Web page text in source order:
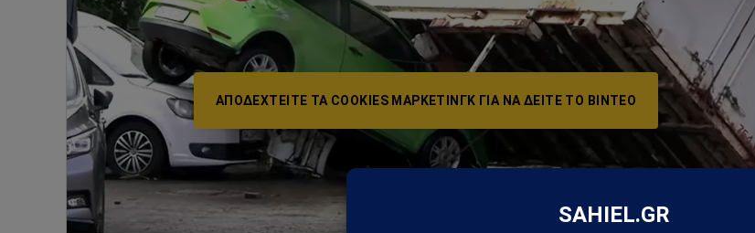
ΑΠΟΔΕΧΤΕΊΤΕ ΤΑ COOKIES ΜΆΡΚΕΤΙΝΓΚ ΓΙΑ ΝΑ ΔΕΊΤΕ ΤΟ ΒΙΝΤΕΟ